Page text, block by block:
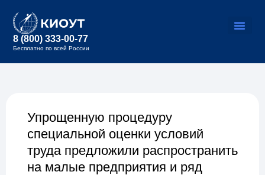
8 (800) 333-00-77
Бесплатно по всей России
Упрощенную процедуру
специальной оценки условий
труда предложили распространить
на малые предприятия и ряд